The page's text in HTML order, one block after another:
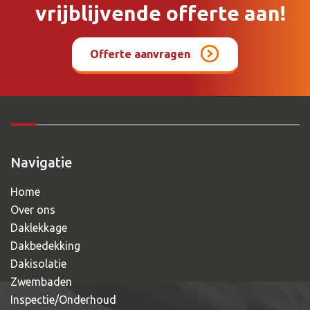
vrijblijvende offerte aan!
Offerte aanvragen
Navigatie
Home
Over ons
Daklekkage
Dakbedekking
Dakisolatie
Zwembaden
Inspectie/Onderhoud